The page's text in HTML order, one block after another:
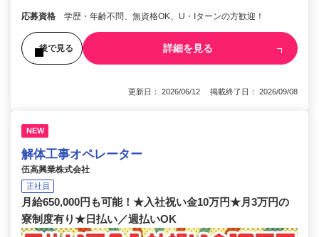
応募資格 学歴・年齢不問、無資格OK、U・Iターンの方歓迎！
後で見る 詳細を見る
更新日： 2026/06/12 掲載終了日： 2026/09/08
NEW
解体工事オペレーター
伍高興業株式会社
正社員
月給650,000円も可能！★入社祝い金10万円★月3万円の
寮制度有り★日払い／週払いOK